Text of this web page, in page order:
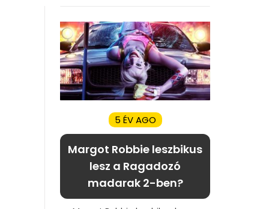
5 ÉV AGO
Margot Robbie leszbikus
lesz a Ragadozó
madarak 2-ben?